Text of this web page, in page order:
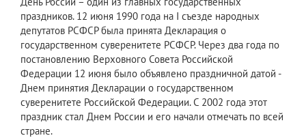
праздников. 12 июня 1990 года на I съезде народных
депутатов РСФСР была принята Декларация о
государственном суверенитете РСФСР. Через два года по
постановлению Верховного Совета Российской
Федерации 12 июня было объявлено праздничной датой -
Днем принятия Декларации о государственном
суверенитете Российской Федерации. С 2002 года этот
праздник стал Днем России и его начали отмечать по всей
стране.